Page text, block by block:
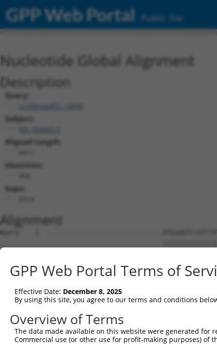
GPP Web Portal Public Site
Nucleotide Global Alignment
Description
Query:
ccsbBroadEn_13896
Subject:
Aligned Length:
Identities:
Gaps:
Alignment
Query    1  ------------------------------ATGGAGTCCATCTTCCACGAGAAACAAGAAGGCTCACTTTGTGC  44
                                          ||||||||||||||||||||||||||||||||||||||||||||
Sbjct    1  GTGGGGGCCGTTGGCTCCAGACAAATAAACATGGAGTCCATCTTCCACGAGAAACAAGAAGGCTCACTTTGTGC  74

Query   45  TCAACATTGCCTGAATAACTTATTGCAAGGAGAATATTTTAGCCCCGTGGAATTATCCTCAATTGCACATCAGC  118
            |||||||||||||||||||||||||||||||||||||||||||||.||||||||||||||||||||||||||||
Sbjct   75  TCAACATTGCCTGAATAACTTATTGCAAGGAGAATATTTTAGCCCTGTGGAATTATCCTCAATTGCACATCAGC  148

Query  119  TGGATGAGGAGGAGAGGATGAGAATGGCAGAAGGAGGAGTTACTAGTGAAGATTATCGCACGTTTTTACAGCAG  192
            ||||||||||||||||||||||||||||||||||||||||||||||||||||||||||||||||||||||||||
Sbjct  149  TGGATGAGGAGGAGAGGATGAGAATGGCAGAAGGAGGAGTTACTAGTGAAGATTATCGCACGTTTTTACAGCAG  222

Query  193  CCTTCTGGAAATATGGATGACAGTGGTTTTTTCTCTATTCAGGTTATAAGCAATGCCTTGAAAGTTTGGGGTTT  266
            ||||||||||||||||||||||||||||||||||||||||||                                
Sbjct  223  CCTTCTGGAAATATGGATGACAGTGGTTTTTTCTCTATTCAG--------------------------------  264

Query  267  AGAACTAATCCTGTTCAACAGTCCAGAGTATCAGAGGCTCAGGATCGATCCTATAAATGAAAGATCATTTATAT  340
                                                                  ||||||||||||||||||||
Sbjct  265  ------------------------------------------------------AAATGAAAGATCATTTATAT  284

Query  341  GCAATTATAAGGAACACTGGTTTACAGTTAGAAAATTAGGAAAACAGTGGTTTAACTTGAATTCTCTCTTGACG  414
            ||||||||||||||||||||||||||||||||||||||||||||||||||||||||||||||||||||||||||
Sbjct  285  GCAATTATAAGGAACACTGGTTTACAGTTAGAAAATTAGGAAAACAGTGGTTTAACTTGAATTCTCTCTTGACG  358

Query  415  GGTCCAGAATTAATATCAGATACATATCTTGCACTTTTCTTGGCTCAATTACAACAGGAAGGTTATTCTATATT  488
            ||||||||||||||||||||||||||||||||||||||||||||||||||||||||||||||||||||||||||
Sbjct  359  GGTCCAGAATTAATATCAGATACATATCTTGCACTTTTCTTGGCTCAATTACAACAGGAAGGTTATTCTATATT  432

Query  489  TGTCGTTAAGGGTGATCTGCCAGATTGCGAAGCTGACCAACTCCTGCAGATGATTAGGGTCCAACAGATGCATC  562
            ||||||||||||||||||||||||||||||||||||||||||||||||||||||||||||||||||||||||||
Sbjct  433  TGTCGTTAAGGGTGATCTGCCAGATTGCGAAGCTGACCAACTCCTGCAGATGATTAGGGTCCAACAGATGCATC  506

Query  563  GACCAAAACTTATTGGAGAAGAATTAGCACAACTAAAAGAGCAAAGAGTCCATAAAACAGACCTGGAACGAGTG  636
            ||||||||||||||||||||||||||||||||||||||||||||||||||||||||||||||||||||||||||
Sbjct  507  GACCAAAACTTATTGGAGAAGAATTAGCACAACTAAAAGAGCAAAGAGTCCATAAAACAGACCTGGAACGAGTG  580

Query  637  TTAGAAGCAAATGATGGCTCAGGAATGTTAGACGAAGATGAGGAGGATTTGCAGAGGGCTCTGGCACTAAGTCG  710
            ||||||||||||||||||||||||||||||||||||||||||||||||||||||||||||||||||||||||||
Sbjct  581  TTAGAAGCAAATGATGGCTCAGGAATGTTAGACGAAGATGAGGAGGATTTGCAGAGGGCTCTGGCACTAAGTCG  654

Query  711  CCAAGAAATTGACATGGAAGATGAGGAAGCAGATCTCCGCAGGGCTATTCAGCTAAGTATGCAAGGTAGTTCCA  784
            ||||||||||||||||||||||||||||||||||||||||||||||||||||||||||||||||||||||||||
Sbjct  655  CCAAGAAATTGACATGGAAGATGAGGAAGCAGATCTCCGCAGGGCTATTCAGCTAAGTATGCAAGGTAGTTCCA  728

Query  785  GAAACATATCTCAAGATATGACACAGACATCAGGTACAAATCTTACTTCAGAAGAGCTTCGGAAGAGACGAGAA  858
            ||||||||||||||||||||||||||||||||||||||||||||||||||||||||||||||||||||||||||
Sbjct  729  GAAACATATCTCAAGATATGACACAGACATCAGGTACAAATCTTACTTCAGAAGAGCTTCGGAAGAGACGAGAA  802

Query  859  GCCTACTTTGAAAAACAGCAGCAAAAGCAGCAACAGCAGCAGCAGCAGCAGCAGCAGCAGCAGCAGCAGCAGCA  932
            |||||||||||||||||||||||||||||||||                           ||||||||||||||
Sbjct  803  GCCTACTTTGAAAAACAGCAGCAAAAGCAGCAA---------------------------CAGCAGCAGCAGCA  849

Query  933  GCAGCAGCAGGGGGACCTATCAGGACAGAGTTCACATCCATGTGAAAGGCCAGCCACCAGTTCAGGAGCACTTG  1006
            ||||||||||||||||||||||||||||||||||||||||||||||||||||||||||||||||||||||||||
Sbjct  850  GCAGCAGCAGGGGGACCTATCAGGACAGAGTTCACATCCATGTGAAAGGCCAGCCACCAGTTCAGGAGCACTTG  923

Query 1007  GGAGTGATCTAGGTGATGCTATGAGTGAAGAAGACATGCTTCAGGCAGCTGTGACCATGTCTTTAGAAACTGTC  1080
            ||||||||||||||||||||||||||||||||||||||||||||||||||||||||||||||||||||||||||
Sbjct  924  GGAGTGATCTAGGTGATGCTATGAGTGAAGAAGACATGCTTCAGGCAGCTGTGACCATGTCTTTAGAAACTGTC  997

Query 1081  AGAAATGATTAGAAAACAAAAGGAAAAAAA--------------------------------------------  1110
            ||||||||||.|||||||.|||||||||||                                            
Sbjct  998  AGAAATGATTTGAAAACAGAAGGAAAAAAATAATACCTTTAAAAAATAATTTAGATATTCATACTTTCCAACAT  1071

Query 1111  --------------------------------------------------------------------------  1110
                                                                                      
Sbjct 1072  TATCCTGTGTGATTACAGCATAGGGTCCACTTTGGTAATGTGTCAAAGAGATGAGGAAATAAGACTTTTAGCGG  1145

Query 1111  --------------------------------------------------------------------------  1110
                                                                                      
Sbjct 1146  TTTGCAAACAAAATGATGGGAAAGTGGAACAATGCGTCGGTTGTAGGACTAAATAATGATCTTCCAAATATTAG  1219

Query 1111  --------------------------------------------------------------------------  1110
                                                                                      
Sbjct 1220  CCAAAGAGGCATTCAGCAATTAAAGACATTTAAAATAGTTTTCTAAATGTTTCTTTTTCTTTTTTGAGTGTGCA  1293

Query 1111  --------------------------------------------------------------------------  1110
                                                                                      
Sbjct 1294  ATATGTAACATGTCTAAAGTTAGGGCATTTTTCTTGGATCTTTTTGCAGACTAGCTAATTAGCTCTCGCCTCAG  1367

Query 1111  --------------------------------------------------------------------------  1110
                                                                                      
Sbjct 1368  GCTTTTTCCATATAGTTTGTTTTCTTTTTCTGTCTTGTAGGTAAGTTGGCTCACATCATGTAATAGTGGCTTTC
GPP Web Portal Terms of
Effective Date: December 8, 2025
By using this site, you agree to our terms and conditions
Overview of Terms
The data made available on this website were generated
Commercial use (or other use for profit-making purposes) of